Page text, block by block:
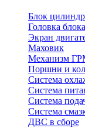
Блок
Головка
Экран
Маховик
Механизм
Поршни и
Система
Система
Система
Система
ДВС в сборе